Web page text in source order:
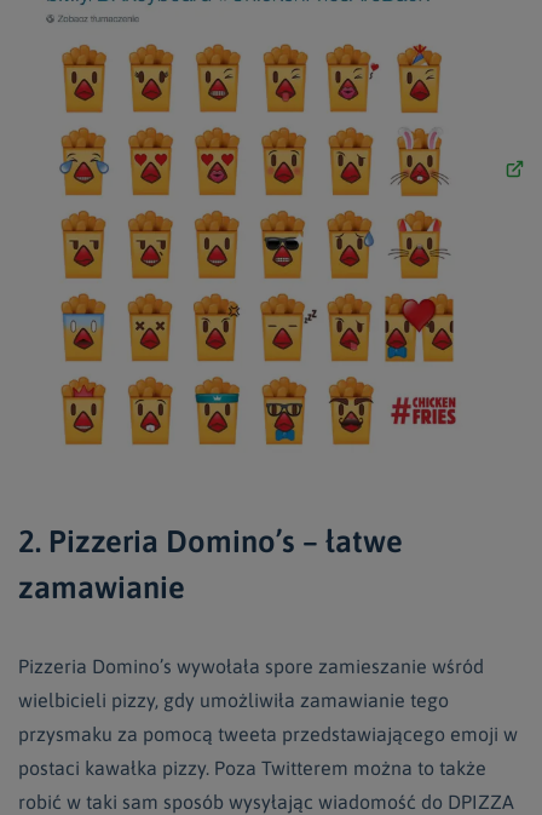
2. Pizzeria Domino’s – łatwe
zamawianie
Pizzeria Domino’s wywołała spore zamieszanie wśród
wielbicieli pizzy, gdy umożliwiła zamawianie tego
przysmaku za pomocą tweeta przedstawiającego emoji w
postaci kawałka pizzy. Poza Twitterem można to także
robić w taki sam sposób wysyłając wiadomość do DPIZZA